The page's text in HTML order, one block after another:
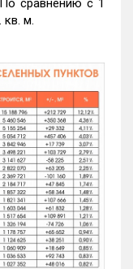
сравнению с 1
кв. м.